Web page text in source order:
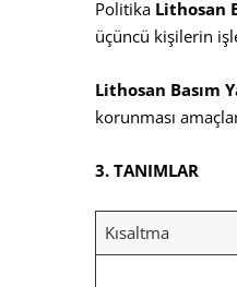
Politika Lithosan
üçüncü kişilerin
Lithosan Basım
korunması
3. TANIMLAR
Kısaltma